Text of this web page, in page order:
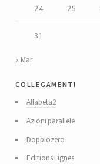
24 25
31
« Mar
collegamenti
Alfabeta2
Azioni parallele
Doppiozero
Editions Lignes